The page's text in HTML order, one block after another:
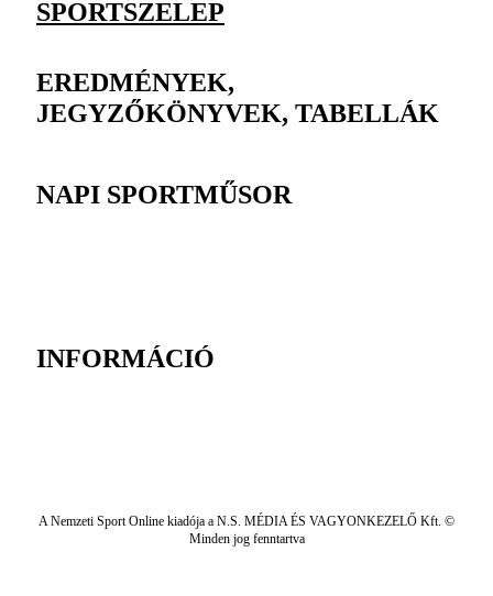
SPORTSZELEP
EREDMÉNYEK,
JEGYZŐKÖNYVEK, TABELLÁK
NAPI SPORTMŰSOR
INFORMÁCIÓ
A Nemzeti Sport Online kiadója a N.S. MÉDIA ÉS VAGYONKEZELŐ Kft. ©
Minden jog fenntartva